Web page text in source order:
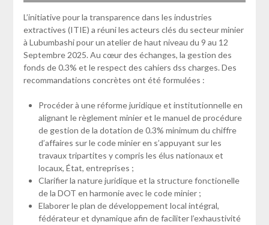
L’initiative pour la transparence dans les industries
extractives (ITIE) a réuni les acteurs clés du secteur minier
à Lubumbashi pour un atelier de haut niveau du 9 au 12
Septembre 2025. Au cœur des échanges, la gestion des
fonds de 0.3% et le respect des cahiers dss charges. Des
recommandations concrètes ont été formulées :
Procéder à une réforme juridique et institutionnelle en
alignant le règlement minier et le manuel de procédure
de gestion de la dotation de 0.3% minimum du chiffre
d’affaires sur le code minier en s’appuyant sur les
travaux tripartites y compris les élus nationaux et
locaux, État, entreprises ;
Clarifier la nature juridique et la structure fonctionelle
de la DOT en harmonie avec le code minier ;
Elaborer le plan de développement local intégral,
fédérateur et dynamique afin de faciliter l’exhaustivité